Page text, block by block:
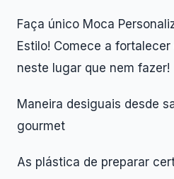
Faça único Moca
Estilo! Comece a
neste lugar que nem fazer!
Maneira desiguais desde
gourmet
As plástica de preparar